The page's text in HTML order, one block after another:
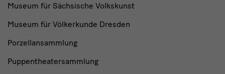
Museum für Sächsische Volkskunst
Museum für Völkerkunde Dresden
Porzellansammlung
Puppentheatersammlung